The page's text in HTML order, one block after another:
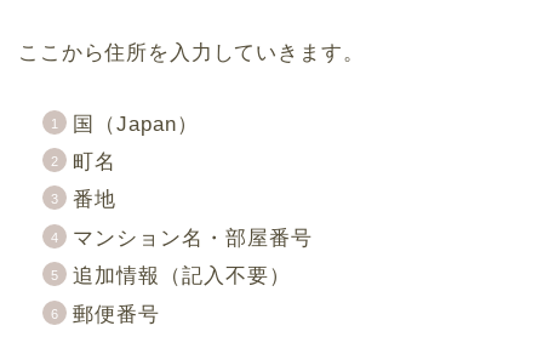
ここから住所を入力していきます。
国（Japan）
町名
番地
マンション名・部屋番号
追加情報（記入不要）
郵便番号